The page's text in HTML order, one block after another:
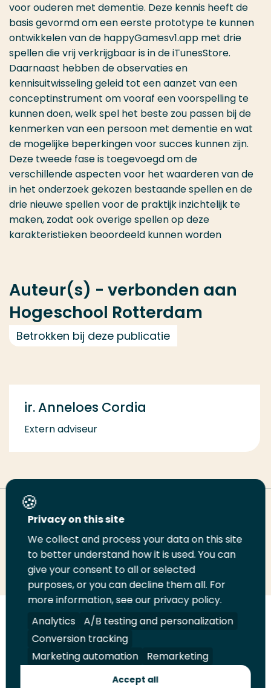
voor ouderen met dementie. Deze kennis heeft de
basis gevormd om een eerste prototype te kunnen
ontwikkelen van de happyGamesv1.app met drie
spellen die vrij verkrijgbaar is in de iTunesStore.
Daarnaast hebben de observaties en
kennisuitwisseling geleid tot een aanzet van een
conceptinstrument om vooraf een voorspelling te
kunnen doen, welk spel het beste zou passen bij de
kenmerken van een persoon met dementie en wat
de mogelijke beperkingen voor succes kunnen zijn.
Deze tweede fase is toegevoegd om de
verschillende aspecten voor het waarderen van de
in het onderzoek gekozen bestaande spellen en de
drie nieuwe spellen voor de praktijk inzichtelijk te
maken, zodat ook overige spellen op deze
karakteristieken beoordeeld kunnen worden
Auteur(s) - verbonden aan
Hogeschool Rotterdam
Betrokken bij deze publicatie
ir. Anneloes Cordia
Extern adviseur
Deel deze pagina
Deel
LinkedIn
Deel
op
Twitter
Deel
op
Facebook
Email
deze
pagina
Print
deze
pagina
Volg
ons
op
LinkedIn
Volg
ons
op
Facebook
Volg
ons
op
YouTube
Volg
ons
op
Instagram
Juridisch Security A-Z Index
Contact
Privacy on this site
We collect and process your data on this site
to better understand how it is used. You can
give your consent to all or selected
purposes, or you can decline them all. For
more information, see our privacy policy.
Analytics
A/B testing and personalization
Conversion tracking
Marketing automation
Remarketing
Accept all